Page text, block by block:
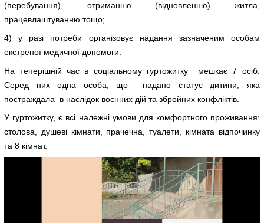
(перебування), отриманню (відновленню) житла,
працевлаштуванню тощо;
4) у разі потреби організовує надання зазначеним особам
екстреної медичної допомоги.
На теперішній час в соціальному гуртожитку мешкає 7 осіб.
Серед них одна особа, що надано статус дитини, яка
постраждала в наслідок воєнних дій та збройних конфліктів.
У гуртожитку, є всі належні умови для комфортного проживання:
столова, душеві кімнати, прачечна, туалети, кімната відпочинку
та 8 кімнат.